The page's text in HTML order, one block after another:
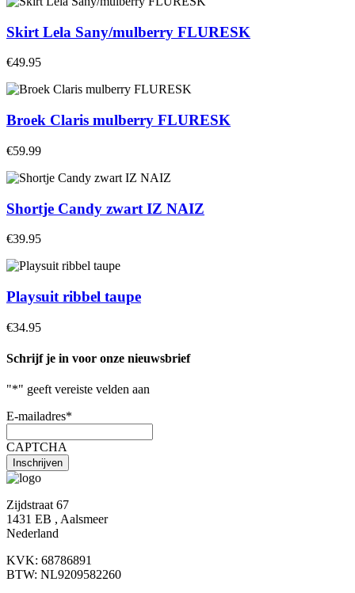
Skirt Lela Sany/mulberry FLURESK
€49.95
Broek Claris mulberry FLURESK
€59.99
Shortje Candy zwart IZ NAIZ
€39.95
Playsuit ribbel taupe
€34.95
Schrijf je in voor onze nieuwsbrief
"*" geeft vereiste velden aan
E-mailadres*
CAPTCHA
Zijdstraat 67
1431 EB , Aalsmeer
Nederland
KVK: 68786891
BTW: NL9209582260